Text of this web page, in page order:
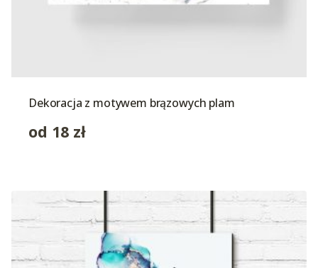
Dekoracja z motywem brązowych plam
od 18 zł